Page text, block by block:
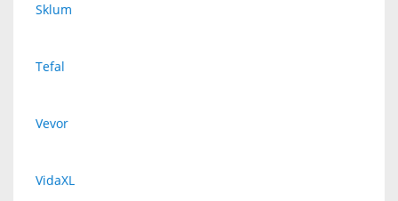
Sklum
Tefal
Vevor
VidaXL